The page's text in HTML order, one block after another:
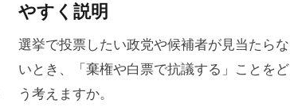
やすく説明
選挙で投票したい政党や候補者が見当たらな
いとき、「棄権や白票で抗議する」ことをど
う考えますか。